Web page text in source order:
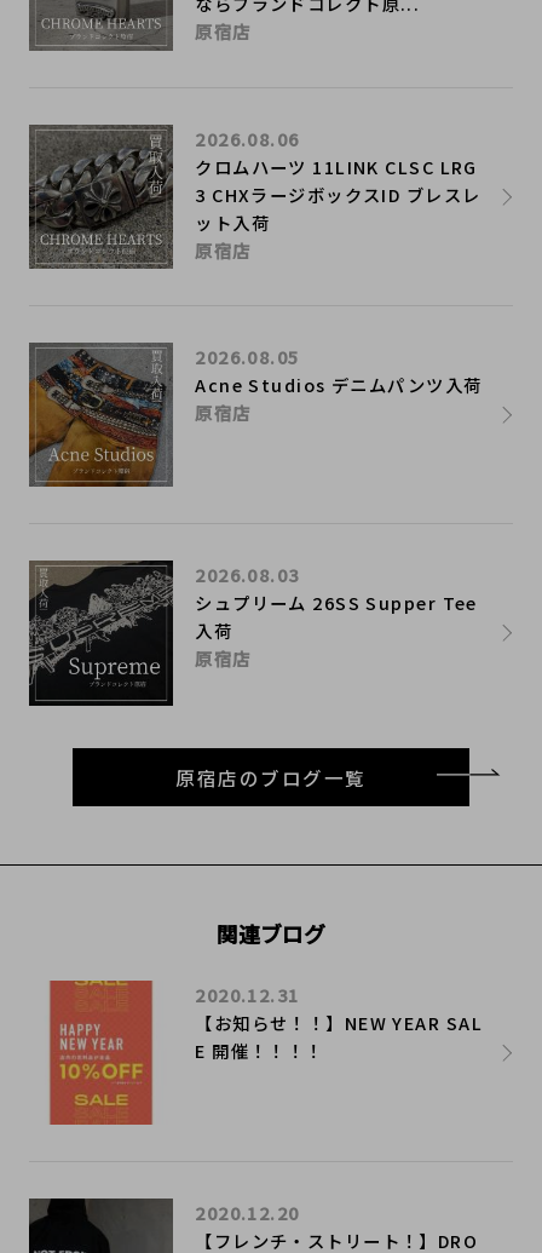
原宿店
クロムハーツ 11LINK CLSC LRG
3 CHXラージボックスID ブレスレ
ット入荷
2026.08.06
原宿店
Acne Studios デニムパンツ入荷
2026.08.05
原宿店
シュプリーム 26SS Supper Tee
入荷
2026.08.03
原宿店
原宿店のブログ一覧
関連ブログ
​【お知らせ！！】NEW YEAR SAL
E 開催！！！！
2020.12.31
【フレンチ・ストリート！】DRO
2020.12.20